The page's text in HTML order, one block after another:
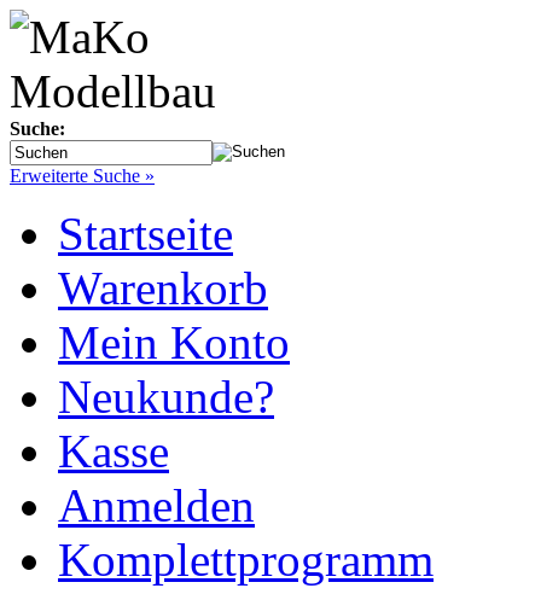
Suche:
Erweiterte Suche »
Startseite
Warenkorb
Mein Konto
Neukunde?
Kasse
Anmelden
Komplettprogramm